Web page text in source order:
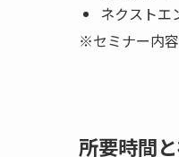
ネクストエ
※セミナー内容
所要時間